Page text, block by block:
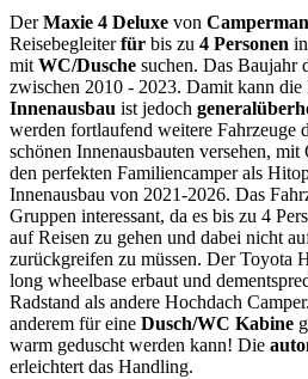
DerMaxie 4 Deluxe von Camperman
Reisebegleiterfür bis zu 4 Personen
mit WC/Dusche suchen. Das Baujahr
zwischen 2010 - 2023. Damit kann
Innenausbau ist jedoch
werden fortlaufend weitere Fahrzeuge
schönen Innenausbauten versehen,
den perfekten Familiencamper als
Innenausbau von 2021-2026. Das
Gruppen interessant, da es bis zu 4
auf Reisen zu gehen und dabei nicht
zurückgreifen zu müssen. Der Toyota
long wheelbase erbaut und
Radstand als andere Hochdach
anderem für eine Dusch/WC Kabine
warm geduscht werden kann! Die
erleichtert das Handling.